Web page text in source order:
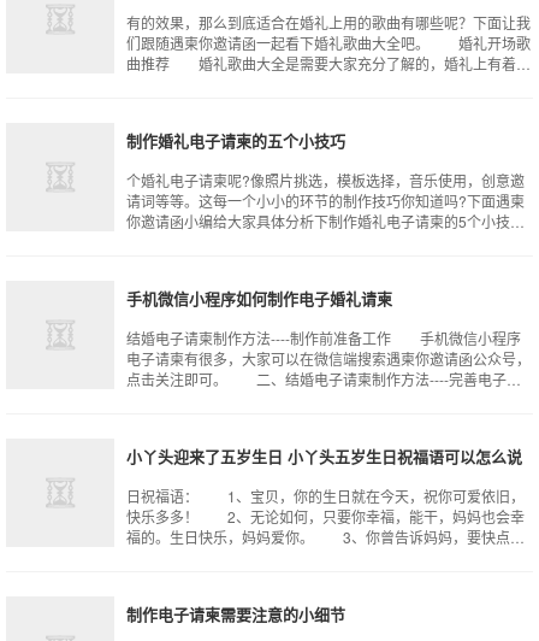
有的效果，那么到底适合在婚礼上用的歌曲有哪些呢？下面让我
们跟随遇柬你邀请函一起看下婚礼歌曲大全吧。 婚礼开场歌
曲推荐 婚礼歌曲大全是需要大家充分了解的，婚礼上有着很
制作婚礼电子请柬的五个小技巧
个婚礼电子请柬呢?像照片挑选，模板选择，音乐使用，创意邀
请词等等。这每一个小小的环节的制作技巧你知道吗?下面遇柬
你邀请函小编给大家具体分析下制作婚礼电子请柬的5个小技
手机微信小程序如何制作电子婚礼请柬
结婚电子请柬制作方法----制作前准备工作 手机微信小程序
电子请柬有很多，大家可以在微信端搜索遇柬你邀请函公众号，
点击关注即可。 二、结婚电子请柬制作方法----完善电子请
小丫头迎来了五岁生日 小丫头五岁生日祝福语可以怎么说
日祝福语： 1、宝贝，你的生日就在今天，祝你可爱依旧，
快乐多多！ 2、无论如何，只要你幸福，能干，妈妈也会幸
福的。生日快乐，妈妈爱你。 3、你曾告诉妈妈，要快点长
制作电子请柬需要注意的小细节